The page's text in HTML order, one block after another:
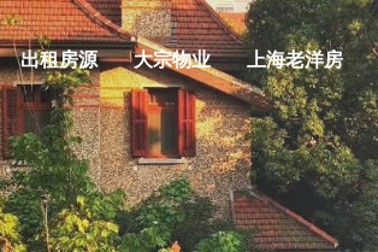
出租房源 大宗物业 上海老洋房